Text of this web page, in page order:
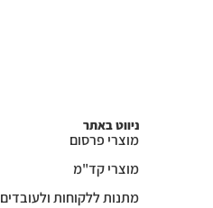
ניווט באתר
מוצרי פרסום
מוצרי קד"מ
מתנות ללקוחות ולעובדים